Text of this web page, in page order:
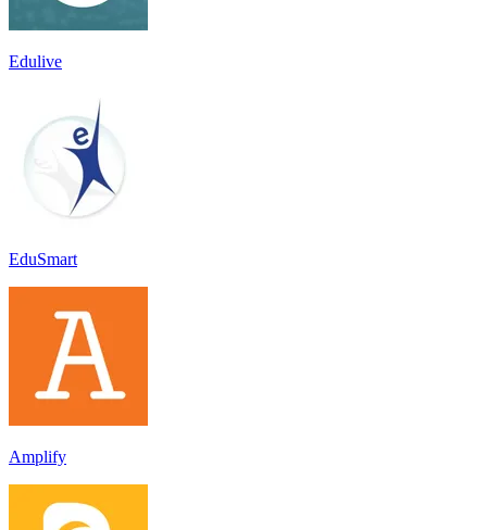
Edulive
EduSmart
Amplify